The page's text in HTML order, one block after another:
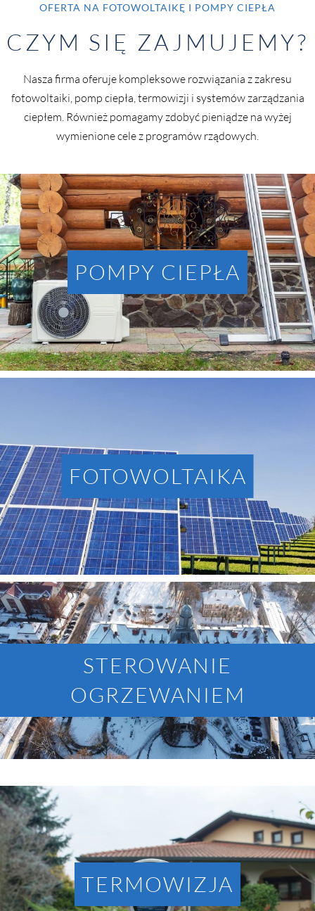
OFERTA NA FOTOWOLTAIKĘ I POMPY CIEPŁA
CZYM SIĘ ZAJMUJEMY?
Nasza firma oferuje kompleksowe rozwiązania z zakresu
fotowoltaiki, pomp ciepła, termowizji i systemów zarządzania
ciepłem. Również pomagamy zdobyć pieniądze na wyżej
wymienione cele z programów rządowych.
POMPY CIEPŁA
FOTOWOLTAIKA
STEROWANIE
OGRZEWANIEM
TERMOWIZJA